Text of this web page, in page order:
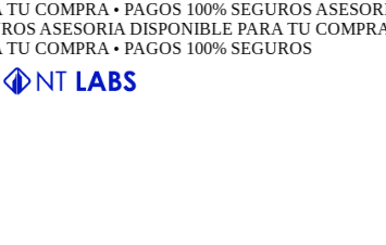
• PAGOS 100% SEGUROSASESORIA
ASESORIA DISPONIBLE PARA TU COMPRA •
• PAGOS 100% SEGUROS